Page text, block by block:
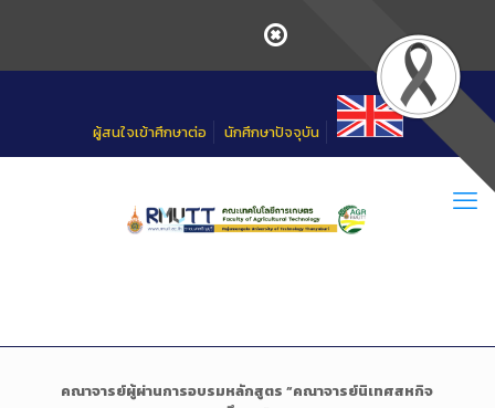
ผู้สนใจเข้าศึกษาต่อ นักศึกษาปัจจุบัน
คณาจารย์ผู้ผ่านการอบรมหลักสูตร “คณาจารย์นิเทศสหกิจ